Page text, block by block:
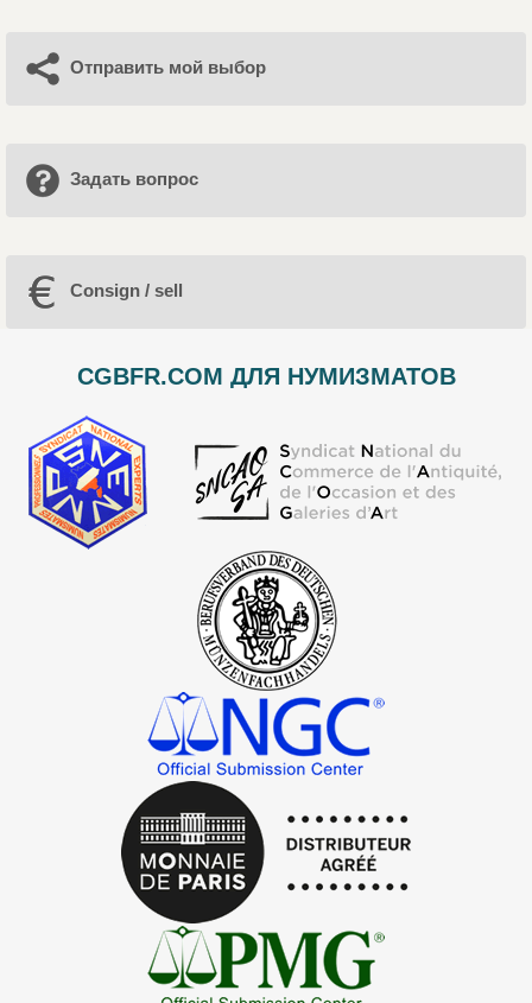
Отправить мой выбор
Задать вопрос
Consign / sell
CGBFR.COM ДЛЯ НУМИЗМАТОВ